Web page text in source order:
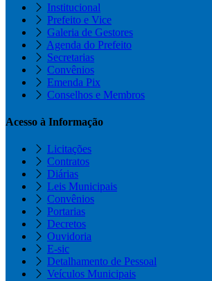
Institucional
Prefeito e Vice
Galeria de Gestores
Agenda do Prefeito
Secretarias
Convênios
Emenda Pix
Conselhos e Membros
Acesso à Informação
Licitações
Contratos
Diárias
Leis Municipais
Convênios
Portarias
Decretos
Ouvidoria
E-sic
Detalhamento de Pessoal
Veículos Municipais